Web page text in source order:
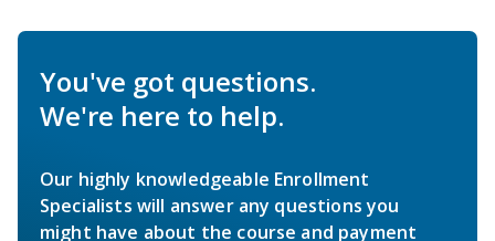
You've got questions.
We're here to help.
Our highly knowledgeable Enrollment
Specialists will answer any questions you
might have about the course and payment